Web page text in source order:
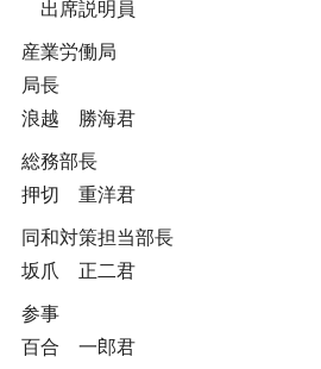
出席説明員
産業労働局
局長
浪越 勝海君
総務部長
押切 重洋君
同和対策担当部長
坂爪 正二君
参事
百合 一郎君